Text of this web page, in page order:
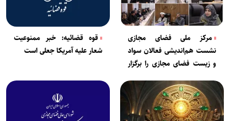
مرکز ملی فضای مجازی
نشست هم‌اندیشی فعالان سواد
و زیست فضای مجازی را برگزار
قوه قضائیه: خبر ممنوعیت
شعار علیه آمریکا جعلی است